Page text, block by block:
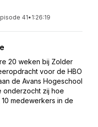
41• 1:26:19
20 weken bij Zolder
voor de HBO
de Avans Hogeschool
onderzocht zij hoe
medewerkers in de